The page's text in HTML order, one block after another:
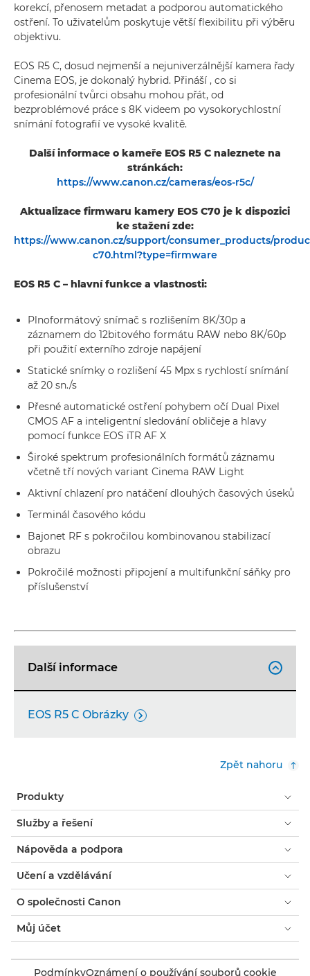
korekcí, přenosem metadat a podporou automatického
ostření. To uživatelům poskytuje větší flexibilitu při výběru
objektivu.
EOS R5 C, dosud nejmenší a nejuniverzálnější kamera řady
Cinema EOS, je dokonalý hybrid. Přináší , co si
profesionální tvůrci obsahu mohou přát, od
bezproblémové práce s 8K videem po vysokorychlostní
snímání fotografií ve vysoké kvalitě.
Další informace o kameře EOS R5 C naleznete na
stránkách:
https://www.canon.cz/cameras/eos-r5c/
Aktualizace firmwaru kamery EOS C70 je k dispozici
ke stažení zde:
https://www.canon.cz/support/consumer_products/
c70.html?type=firmware
EOS R5 C – hlavní funkce a vlastnosti:
Plnoformátový snímač s rozlišením 8K/30p a
záznamem do 12bitového formátu RAW nebo 8K/60p
při použití externího zdroje napájení
Statické snímky o rozlišení 45 Mpx s rychlostí snímání
až 20 sn./s
Přesné automatické ostření pohybem očí Dual Pixel
CMOS AF a inteligentní sledování obličeje a hlavy
pomocí funkce EOS iTR AF X
Široké spektrum profesionálních formátů záznamu
včetně tří nových variant Cinema RAW Light
Aktivní chlazení pro natáčení dlouhých časových úseků
Terminál časového kódu
Bajonet RF s pokročilou kombinovanou stabilizací
obrazu
Pokročilé možnosti připojení a multifunkční sáňky pro
příslušenství
Další informace 
EOS R5 C Obrázky 
Zpět nahoru
Produkty
Služby a řešení
Nápověda a podpora
Učení a vzdělávání
O společnosti Canon
Můj účet
PodmínkyOznámení o používání souborů cookie